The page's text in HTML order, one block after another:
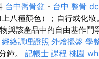
台中喬骨盆 - 台中 整骨
八種顏色）；自行或化妝
與該產品中的自由基作鬥
經絡調理證照 外燴擺盤 學
鐘。 記帳士 課程 桃園